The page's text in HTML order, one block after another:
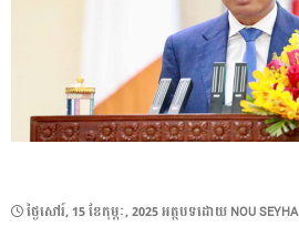
POSTED
ថ្ងៃ​សៅរ៍, 15 ខែ​កុម្ភៈ, 2025អត្ថបទដោយ NOU SEYHA